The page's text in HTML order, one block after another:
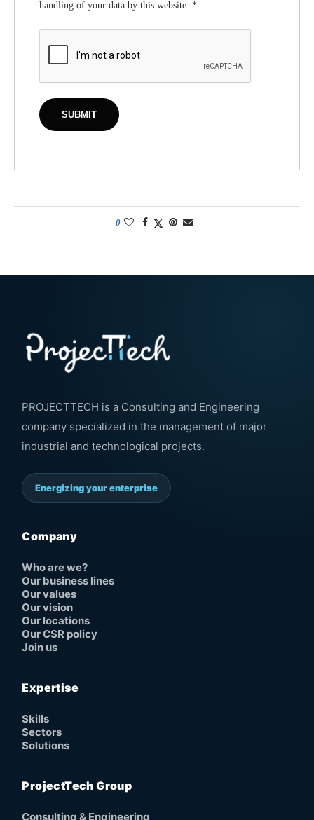
handling of your data by this website. *
0
PROJECTTECH is a Consulting and Engineering
company specialized in the management of major
industrial and technological projects.
Energizing your enterprise
Company
Who are we?
Our business lines
Our values
Our vision
Our locations
Our CSR policy
Join us
Expertise
Skills
Sectors
Solutions
ProjectTech Group
Consulting & Engineering